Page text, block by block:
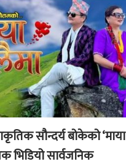
सौन्दर्य बोकेको ‘माया
भिडियो सार्वजनिक